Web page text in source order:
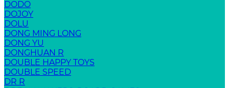
DODO
DOJOY
DOLU
DONG MING LONG
DONG YU
DONGHUAN R
DOUBLE HAPPY TOYS
DOUBLE SPEED
DR R